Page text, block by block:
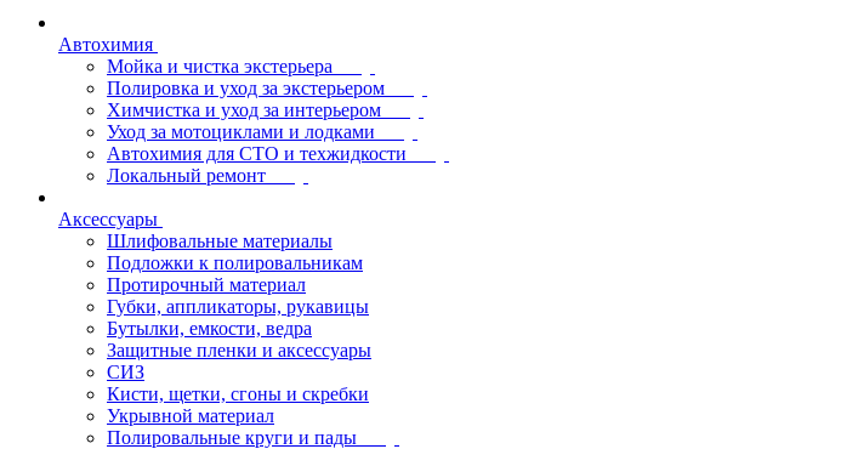
Автохимия
Мойка и чистка экстерьера
Полировка и уход за экстерьером
Химчистка и уход за интерьером
Уход за мотоциклами и лодками
Автохимия для СТО и техжидкости
Локальный ремонт
Аксессуары
Шлифовальные материалы
Подложки к полировальникам
Протирочный материал
Губки, аппликаторы, рукавицы
Бутылки, емкости, ведра
Защитные пленки и аксессуары
СИЗ
Кисти, щетки, сгоны и скребки
Укрывной материал
Полировальные круги и пады